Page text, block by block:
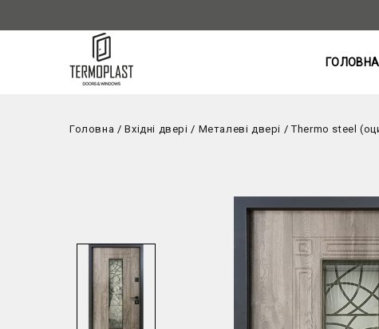
ГОЛОВНА
Головна /Вхідні двері / Металеві двері /Thermo steel